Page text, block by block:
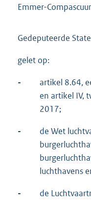
Emmer-
Gedeputeerde
gelet op:
-
artikel 8.64,
en artikel IV,
2017;
-
de Wet
luchthavens
- de